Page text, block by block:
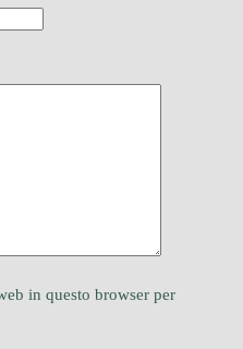
in questo browser per